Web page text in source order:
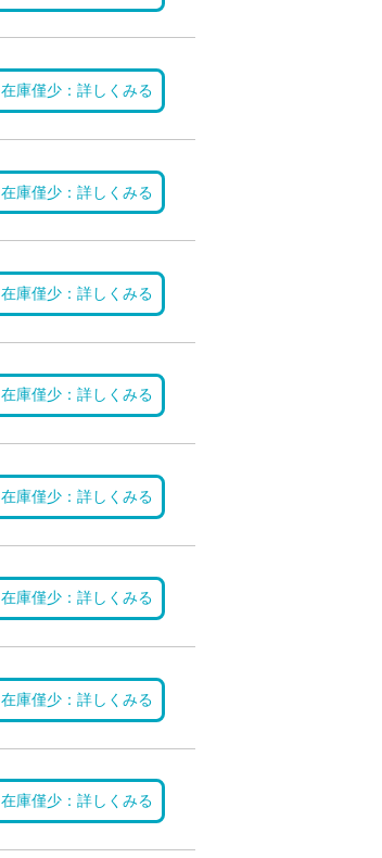
在庫僅少：詳しくみる
在庫僅少：詳しくみる
在庫僅少：詳しくみる
在庫僅少：詳しくみる
在庫僅少：詳しくみる
在庫僅少：詳しくみる
在庫僅少：詳しくみる
在庫僅少：詳しくみる